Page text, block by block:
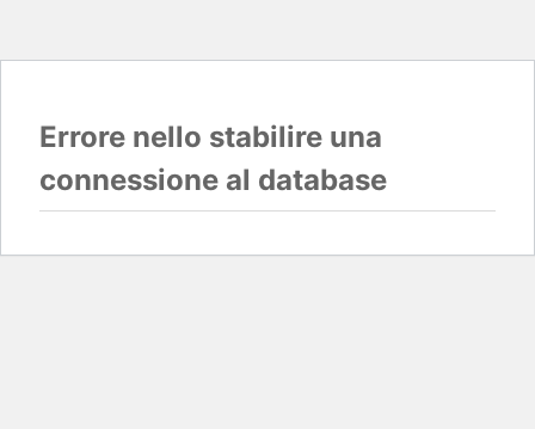
Errore nello stabilire una
connessione al database